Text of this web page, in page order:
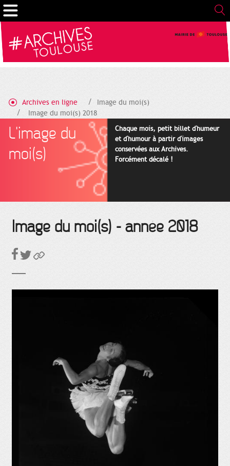
Archives en ligne
Image du moi(s)
Image du moi(s) 2018
L'image du
moi(s)
Chaque mois, petit billet d'humeur
et d'humour à partir d'images
conservées aux Archives.
Forcément décalé !
Image du moi(s) - année 2018
Gestion de vos préférences sur les cookies